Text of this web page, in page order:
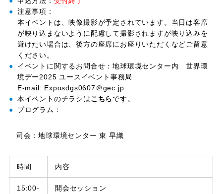
注意事項：
本イベントは、映像撮影が予定されています。当日は客席
が映り込まないように配慮して撮影されますが映り込みを
避けたい場合は、後方の座席にお座りいただくなどご留意
ください。
イベントに関するお問合せ：地球環境センター内 世界環
境デー2025 ユースイベント事務局
E-mail: Exposdgs0607＠gec.jp
本イベントのチラシはこちらです。
プログラム：
司会：地球環境センター 東 早織
時間 内容
15:00-
開会セッション